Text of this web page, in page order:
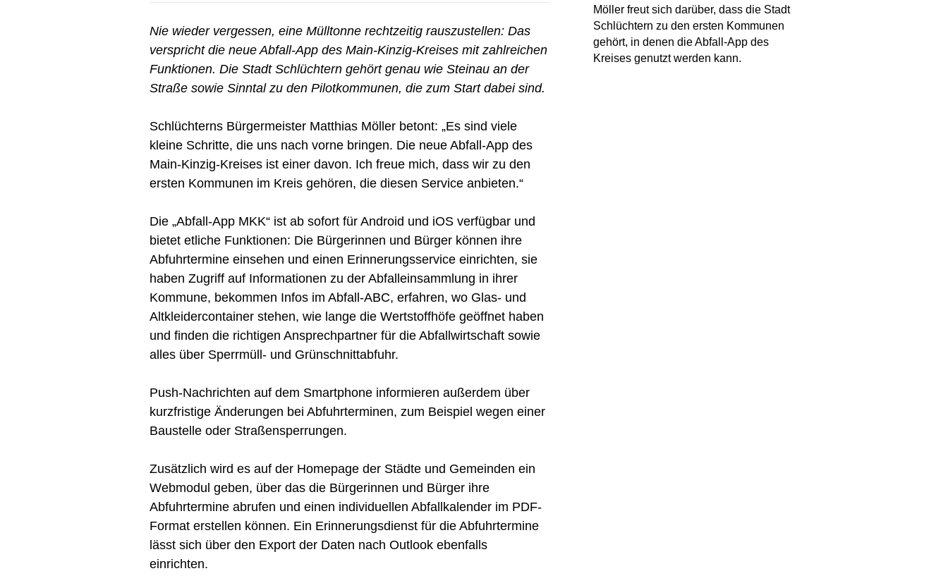
Nie wieder vergessen, eine Mülltonne rechtzeitig rauszustellen: Das
verspricht die neue Abfall-App des Main-Kinzig-Kreises mit zahlreichen
Funktionen. Die Stadt Schlüchtern gehört genau wie Steinau an der
Straße sowie Sinntal zu den Pilotkommunen, die zum Start dabei sind.
Schlüchterns Bürgermeister Matthias Möller betont: „Es sind viele
kleine Schritte, die uns nach vorne bringen. Die neue Abfall-App des
Main-Kinzig-Kreises ist einer davon. Ich freue mich, dass wir zu den
ersten Kommunen im Kreis gehören, die diesen Service anbieten.“
Die „Abfall-App MKK“ ist ab sofort für Android und iOS verfügbar und
bietet etliche Funktionen: Die Bürgerinnen und Bürger können ihre
Abfuhrtermine einsehen und einen Erinnerungsservice einrichten, sie
haben Zugriff auf Informationen zu der Abfalleinsammlung in ihrer
Kommune, bekommen Infos im Abfall-ABC, erfahren, wo Glas- und
Altkleidercontainer stehen, wie lange die Wertstoffhöfe geöffnet haben
und finden die richtigen Ansprechpartner für die Abfallwirtschaft sowie
alles über Sperrmüll- und Grünschnittabfuhr.
Push-Nachrichten auf dem Smartphone informieren außerdem über
kurzfristige Änderungen bei Abfuhrterminen, zum Beispiel wegen einer
Baustelle oder Straßensperrungen.
Zusätzlich wird es auf der Homepage der Städte und Gemeinden ein
Webmodul geben, über das die Bürgerinnen und Bürger ihre
Abfuhrtermine abrufen und einen individuellen Abfallkalender im PDF-
Format erstellen können. Ein Erinnerungsdienst für die Abfuhrtermine
lässt sich über den Export der Daten nach Outlook ebenfalls
einrichten.
Möller freut sich darüber, dass die Stadt
Schlüchtern zu den ersten Kommunen
gehört, in denen die Abfall-App des
Kreises genutzt werden kann.